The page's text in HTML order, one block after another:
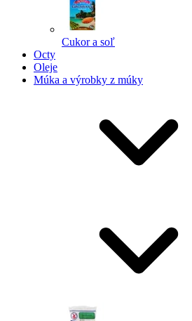
Cukor a soľ
Octy
Oleje
Múka a výrobky z múky
Powered by chaterimo